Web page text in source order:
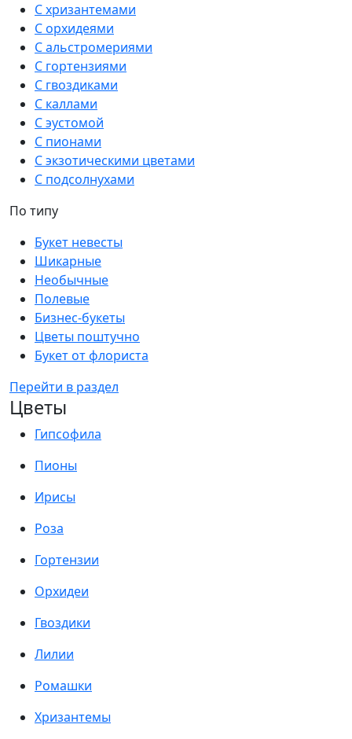
С хризантемами
С орхидеями
С альстромериями
С гортензиями
С гвоздиками
С каллами
С эустомой
С пионами
С экзотическими цветами
С подсолнухами
По типу
Букет невесты
Шикарные
Необычные
Полевые
Бизнес-букеты
Цветы поштучно
Букет от флориста
Перейти в раздел
Цветы
Гипсофила
Пионы
Ирисы
Роза
Гортензии
Орхидеи
Гвоздики
Лилии
Ромашки
Хризантемы